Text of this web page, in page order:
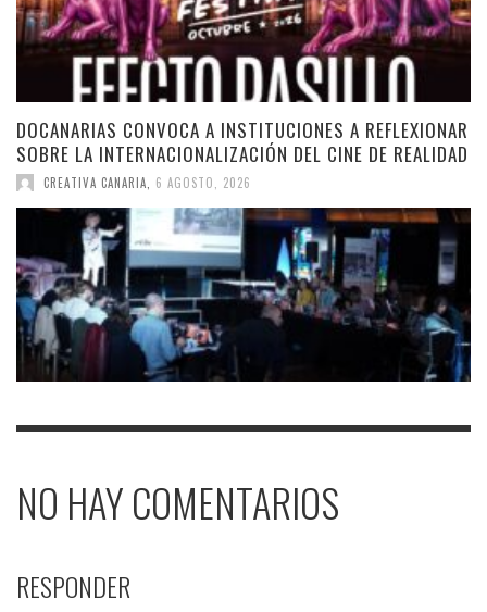
DOCANARIAS CONVOCA A INSTITUCIONES A REFLEXIONAR
SOBRE LA INTERNACIONALIZACIÓN DEL CINE DE REALIDAD
CREATIVA CANARIA 6 AGOSTO, 2026
NO HAY COMENTARIOS
RESPONDER